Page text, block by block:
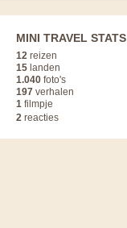
MINI TRAVEL STATS
12 reizen
15 landen
1.040 foto's
197 verhalen
1 filmpje
2 reacties